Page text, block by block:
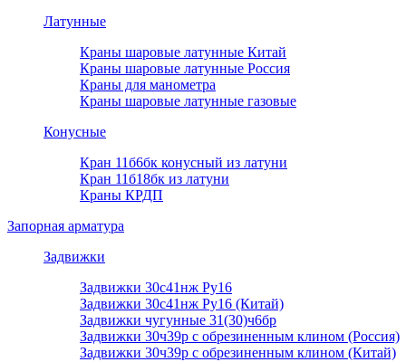
Латунные
Краны шаровые латунные Китай
Краны шаровые латунные Россия
Краны для манометра
Краны шаровые латунные газовые
Конусные
Кран 11б6бк конусный из латуни
Кран 11б18бк из латуни
Краны КРДП
Запорная арматура
Задвижки
Задвижки 30с41нж Ру16
Задвижки 30с41нж Ру16 (Китай)
Задвижки чугунные 31(30)ч6бр
Задвижки 30ч39р с обрезиненным клином (Россия)
Задвижки 30ч39р с обрезиненным клином (Китай)